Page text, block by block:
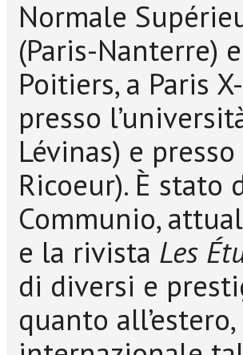
Normale
(Paris-Nanterre)
Poitiers, a Paris
presso
Lévinas) e
Ricoeur). È
Communio,
e la rivista Les
di diversi e
quanto